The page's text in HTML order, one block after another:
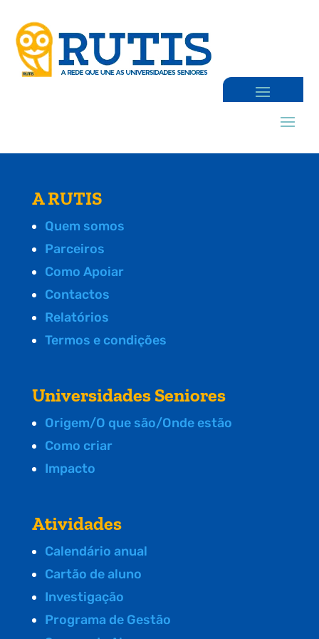
A RUTIS
Quem somos
Parceiros
Como Apoiar
Contactos
Relatórios
Termos e condições
Universidades Seniores
Origem/O que são/Onde estão
Como criar
Impacto
Atividades
Calendário anual
Cartão de aluno
Investigação
Programa de Gestão